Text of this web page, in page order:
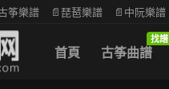
首頁 古筝曲譜
找譜
筝樂譜 📄琵琶樂譜 📄中阮樂譜